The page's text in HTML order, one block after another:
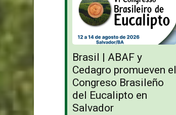
Brasil | ABAF y
Cedagro promueven el
Congreso Brasileño
del Eucalipto en
Salvador